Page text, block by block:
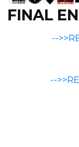
FINAL
--
--